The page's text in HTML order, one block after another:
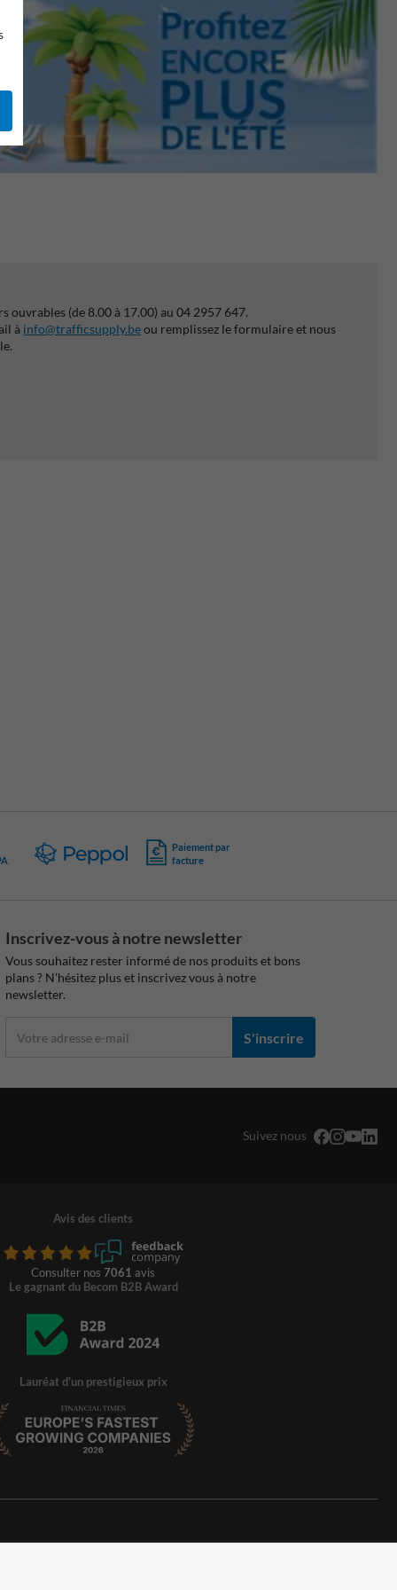
ouvrables (de 8.00 à 17.00) au 04 2957 647.
à info@trafficsupply.beou remplissez le formulaire et nous
Paiement par
facture
Inscrivez-vous à notre newsletter
Vous souhaitez rester informé de nos produits et bons
plans ? N'hésitez plus et inscrivez vous à notre
newsletter.
S'inscrire
Suivez nous
Avis des clients
Consulter nos 7061 avis
Le gagnant du Becom B2B Award
Lauréat d'un prestigieux prix